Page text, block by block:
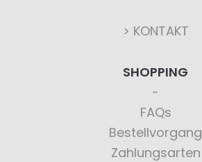
> KONTAKT
SHOPPING
FAQs
Bestellvorgang
Zahlungsarten